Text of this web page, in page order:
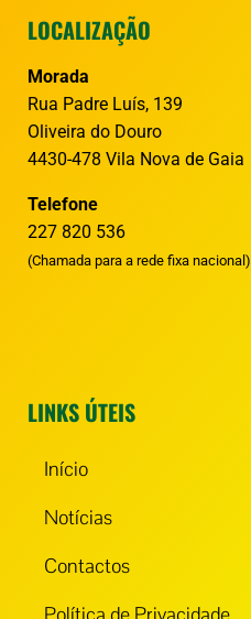
LOCALIZAÇÃO
Morada
Rua Padre Luís, 139
Oliveira do Douro
4430-478 Vila Nova de Gaia
Telefone
227 820 536
(Chamada para a rede fixa nacional)
LINKS ÚTEIS
Início
Notícias
Contactos
Política de Privacidade